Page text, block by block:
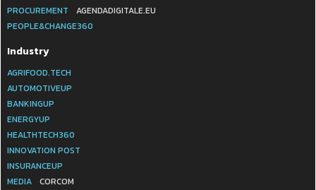
PROCUREMENT
AGENDADIGITALE.EU
PEOPLE&CHANGE360
Industry
AGRIFOOD.TECH
AUTOMOTIVEUP
BANKINGUP
ENERGYUP
HEALTHTECH360
INNOVATION POST
INSURANCEUP
MEDIA
CORCOM